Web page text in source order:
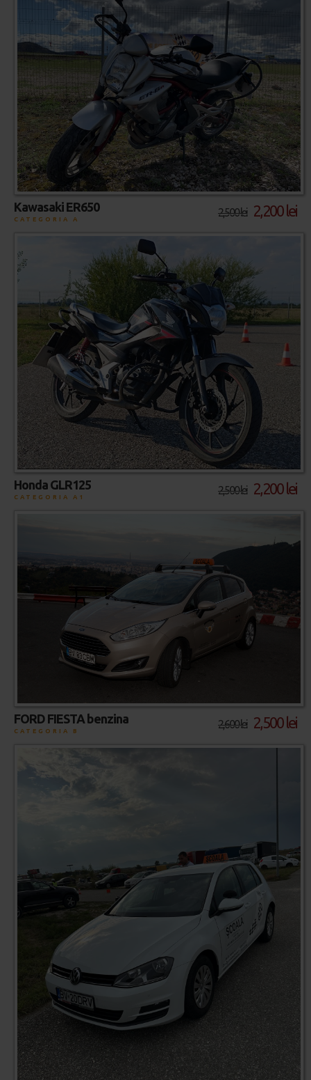
2,500 lei 2,200 lei
Kawasaki ER650
CATEGORIA A
2,500 lei 2,200 lei
Honda GLR125
CATEGORIA A1
2,600 lei 2,500 lei
FORD FIESTA benzina
CATEGORIA B